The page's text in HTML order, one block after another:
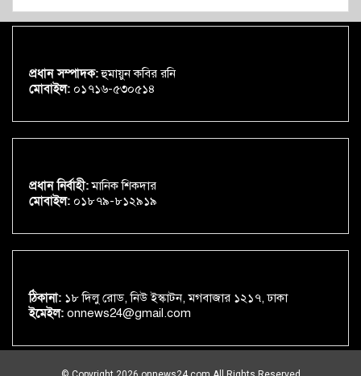
প্রধান সম্পাদক:হুমায়ুন কবির রনি
মোবাইল: ০১৭১৬-৫৩০৫১৪
প্রধান নির্বাহী:মানিক শিকদার
মোবাইল: ০১৮৭৯-৮১২৯১৯
ঠিকানা: ১৮ দিলু রোড, নিউ ইস্কাটন, মগবাজার ১২১৭, ঢাকা
ইমেইল: onnews24@gmail.com